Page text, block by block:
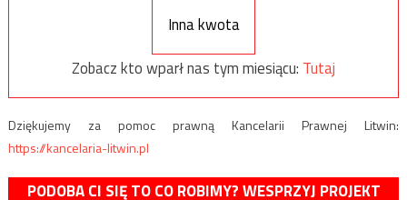
Inna kwota
Zobacz kto wparł nas tym miesiącu: Tutaj
Dziękujemy za pomoc prawną Kancelarii Prawnej Litwin:
https://kancelaria-litwin.pl
PODOBA CI SIĘ TO CO ROBIMY? WESPRZYJ PROJEKT